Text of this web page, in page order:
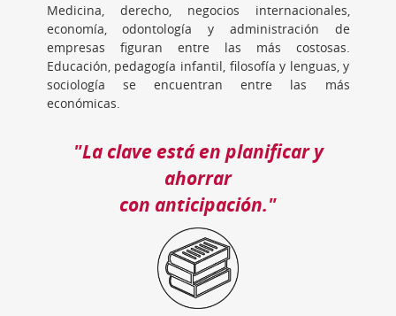
Medicina, derecho, negocios internacionales,
economía, odontología y administración de
empresas figuran entre las más costosas.
Educación, pedagogía infantil, filosofía y lenguas, y
sociología se encuentran entre las más
económicas.
"La clave está en planificar y
ahorrar
con anticipación."